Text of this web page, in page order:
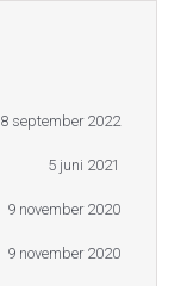
8 september 2022
5 juni 2021
9 november 2020
9 november 2020